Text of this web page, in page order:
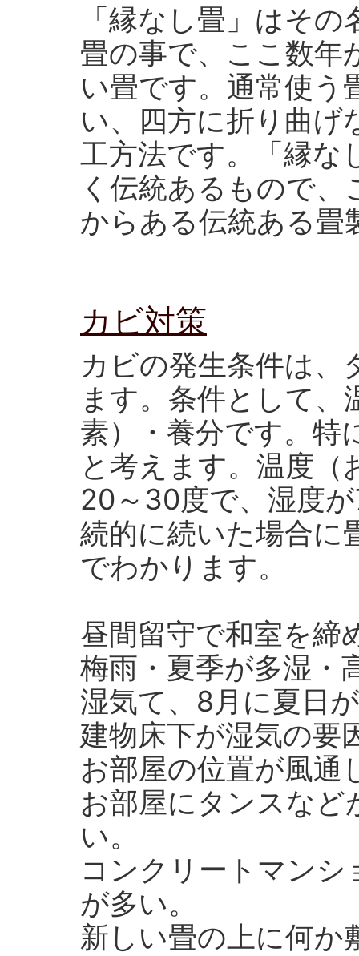
「縁なし畳」はそ
畳の事で、ここ数年
い畳です。通常使う
い、四方に折り曲げ
工方法です。「縁な
く伝統あるもので
からある伝統ある畳
カビ対策
カビの発生条件は、
ます。条件として、
素）・養分です。特
と考えます。温度（
20～30度で、湿度
続的に続いた場合に
でわかります。
昼間留守で和室を締
梅雨・夏季が多湿・
湿気て、8月に夏日
建物床下が湿気の要
お部屋の位置が風通
お部屋にタンスなど
い。
コンクリートマン
が多い。
新しい畳の上に何か